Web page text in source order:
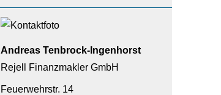
Andreas Tenbrock-Ingenhorst
Rejell Finanzmakler GmbH
Feuerwehrstr. 14